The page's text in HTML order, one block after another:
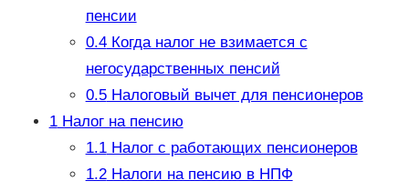
пенсии
0.4Когда налог не взимается с
негосударственных пенсий
0.5Налоговый вычет для пенсионеров
1Налог на пенсию
1.1Налог с работающих пенсионеров
1.2Налоги на пенсию в НПФ